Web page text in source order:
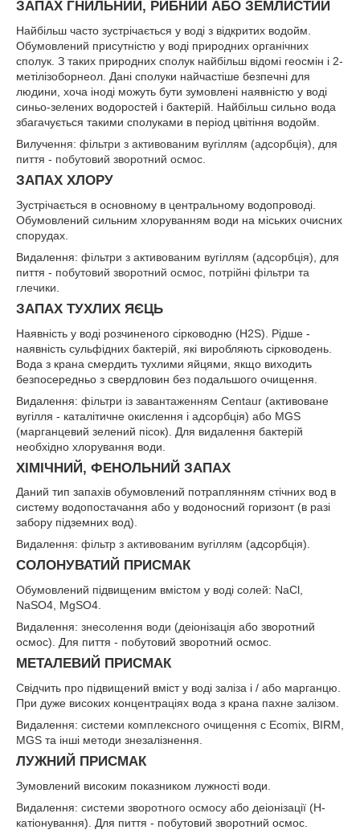
ЗАПАХ ГНИЛЬНИЙ, РИБНИЙ АБО ЗЕМЛИСТИЙ
Найбільш часто зустрічається у воді з відкритих водойм.
Обумовлений присутністю у воді природних органічних
сполук. З таких природних сполук найбільш відомі геосмін і 2-
метілізоборнеол. Дані сполуки найчастіше безпечні для
людини, хоча іноді можуть бути зумовлені наявністю у воді
синьо-зелених водоростей і бактерій. Найбільш сильно вода
збагачується такими сполуками в період цвітіння водойм.
Вилучення: фільтри з активованим вугіллям (адсорбція) , для
пиття - побутовий зворотний осмос
ЗАПАХ ХЛОРУ
Зустрічається в основному в центральному водопроводі.
Обумовлений сильним хлоруванням води на міських очисних
спорудах.
Видалення: фільтри з активованим вугіллям (адсорбція) , для
пиття - побутовий зворотний осмос, потрійні фільтри та
глечики
ЗАПАХ ТУХЛИХ ЯЄЦЬ
Наявність у воді розчиненого сірководню (Н2S). Рідше -
наявність сульфідних бактерій, які виробляють сірководень.
Вода з крана смердить тухлими яйцями, якщо виходить
безпосередньо з свердловин без подальшого очищення.
Видалення: фільтри із завантаженням Centaur (активоване
вугілля - каталітичне окислення і адсорбція) або MGS
(марганцевий зелений пісок). Для видалення бактерій
необхідно хлорування води.
ХІМІЧНИЙ, ФЕНОЛЬНИЙ ЗАПАХ
Даний тип запахів обумовлений потраплянням стічних вод в
систему водопостачання або у водоносний горизонт (в разі
забору підземних вод).
Видалення: фільтр з активованим вугіллям (адсорбція).
СОЛОНУВАТИЙ ПРИСМАК
Обумовлений підвищеним вмістом у воді солей: NaCl,
NaSO4 , MgSO4
Видалення: знесолення води (деіонізація або зворотний
осмос). Для пиття - побутовий зворотний осмос.
МЕТАЛЕВИЙ ПРИСМАК
Свідчить про підвищений вміст у воді заліза і / або марганцю.
При дуже високих концентраціях вода з крана пахне залізом.
Видалення: системи комплексного очищення с Ecomix, BIRM,
MGS та інші методи знезалізнення.
ЛУЖНИЙ ПРИСМАК
Зумовлений високим показником лужності води.
Видалення: системи зворотного осмосу або деіонізації (Н-
катіонування). Для пиття - побутовий зворотний осмос.